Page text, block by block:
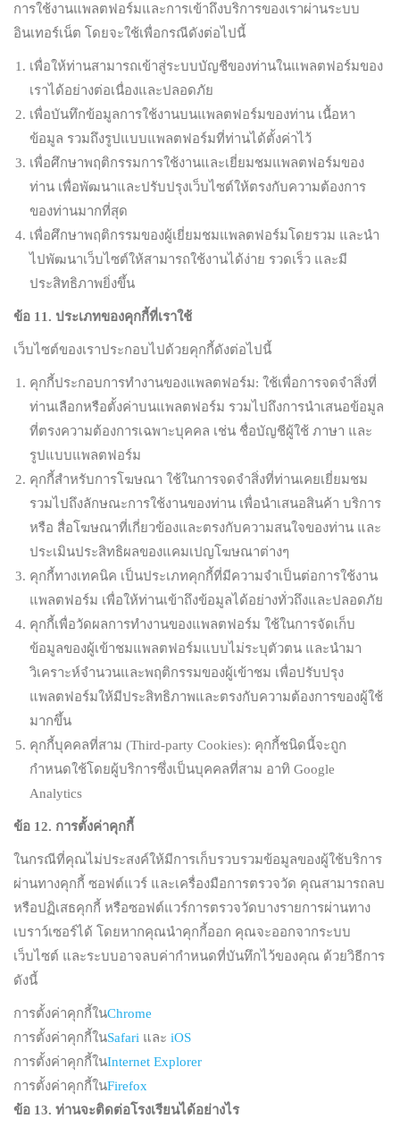
การใช้งานแพลตฟอร์มและการเข้าถึงบริการของเราผ่านระบบ
อินเทอร์เน็ต โดยจะใช้เพื่อกรณีดังต่อไปนี้
เพื่อให้ท่านสามารถเข้าสู่ระบบบัญชีของท่านในแพลตฟอร์มของ
เราได้อย่างต่อเนื่องและปลอดภัย
เพื่อบันทึกข้อมูลการใช้งานบนแพลตฟอร์มของท่าน เนื้อหา
ข้อมูล รวมถึงรูปแบบแพลตฟอร์มที่ท่านได้ตั้งค่าไว้
เพื่อศึกษาพฤติกรรมการใช้งานและเยี่ยมชมแพลตฟอร์มของ
ท่าน เพื่อพัฒนาและปรับปรุงเว็บไซต์ให้ตรงกับความต้องการ
ของท่านมากที่สุด
เพื่อศึกษาพฤติกรรมของผู้เยี่ยมชมแพลตฟอร์มโดยรวม และนำ
ไปพัฒนาเว็บไซต์ให้สามารถใช้งานได้ง่าย รวดเร็ว และมี
ประสิทธิภาพยิ่งขึ้น
ข้อ 11. ประเภทของคุกกี้ที่เราใช้
เว็บไซต์ของเราประกอบไปด้วยคุกกี้ดังต่อไปนี้
คุกกี้ประกอบการทำงานของแพลตฟอร์ม: ใช้เพื่อการจดจำสิ่งที่
ท่านเลือกหรือตั้งค่าบนแพลตฟอร์ม รวมไปถึงการนำเสนอข้อมูล
ที่ตรงความต้องการเฉพาะบุคคล เช่น ชื่อบัญชีผู้ใช้ ภาษา และ
รูปแบบแพลตฟอร์ม
คุกกี้สำหรับการโฆษณา ใช้ในการจดจำสิ่งที่ท่านเคยเยี่ยมชม
รวมไปถึงลักษณะการใช้งานของท่าน เพื่อนำเสนอสินค้า บริการ
หรือ สื่อโฆษณาที่เกี่ยวข้องและตรงกับความสนใจของท่าน และ
ประเมินประสิทธิผลของแคมเปญโฆษณาต่างๆ
คุกกี้ทางเทคนิค เป็นประเภทคุกกี้ที่มีความจำเป็นต่อการใช้งาน
แพลตฟอร์ม เพื่อให้ท่านเข้าถึงข้อมูลได้อย่างทั่วถึงและปลอดภัย
คุกกี้เพื่อวัดผลการทำงานของแพลตฟอร์ม ใช้ในการจัดเก็บ
ข้อมูลของผู้เข้าชมแพลตฟอร์มแบบไม่ระบุตัวตน และนำมา
วิเคราะห์จำนวนและพฤติกรรมของผู้เข้าชม เพื่อปรับปรุง
แพลตฟอร์มให้มีประสิทธิภาพและตรงกับความต้องการของผู้ใช้
มากขึ้น
คุกกี้บุคคลที่สาม (Third-party Cookies): คุกกี้ชนิดนี้จะถูก
กำหนดใช้โดยผู้บริการซึ่งเป็นบุคคลที่สาม อาทิ Google
Analytics
ข้อ 12. การตั้งค่าคุกกี้
ในกรณีที่คุณไม่ประสงค์ให้มีการเก็บรวบรวมข้อมูลของผู้ใช้บริการ
ผ่านทางคุกกี้ ซอฟต์แวร์ และเครื่องมือการตรวจวัด คุณสามารถลบ
หรือปฏิเสธคุกกี้ หรือซอฟต์แวร์การตรวจวัดบางรายการผ่านทาง
เบราว์เซอร์ได้ โดยหากคุณนำคุกกี้ออก คุณจะออกจากระบบ
เว็บไซต์ และระบบอาจลบค่ากำหนดที่บันทึกไว้ของคุณ ด้วยวิธีการ
ดังนี้
การตั้งค่าคุกกี้ในChrome
การตั้งค่าคุกกี้ในSafari และ iOS
การตั้งค่าคุกกี้ในInternet Explorer
การตั้งค่าคุกกี้ในFirefox
ข้อ 13. ท่านจะติดต่อโรงเรียนได้อย่างไร